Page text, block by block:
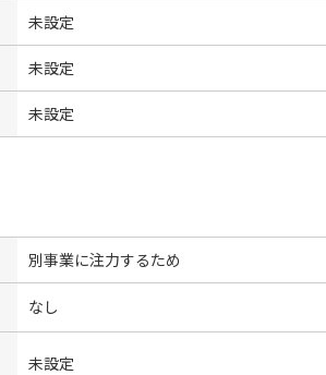
未設定
未設定
未設定
別事業に注力するため
なし
未設定